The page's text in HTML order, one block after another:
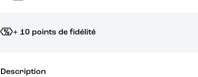
+ 10 points de fidélité
Description